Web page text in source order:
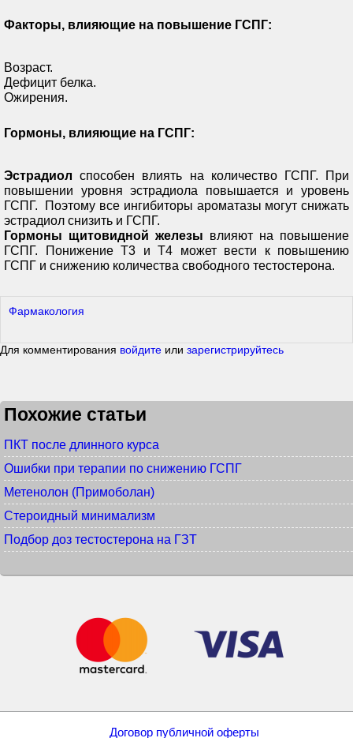
Факторы, влияющие на повышение ГСПГ:
Возраст.
Дефицит белка.
Ожирения.
Гормоны, влияющие на ГСПГ:
Эстрадиол способен влиять на количество ГСПГ. При
повышении уровня эстрадиола повышается и уровень
ГСПГ. Поэтому все ингибиторы ароматазы могут снижать
эстрадиол снизить и ГСПГ.
Гормоны щитовидной железы влияют на повышение
ГСПГ. Понижение Т3 и Т4 может вести к повышению
ГСПГ и снижению количества свободного тестостерона.
Фармакология
Для комментирования войдите или зарегистрируйтесь
Похожие статьи
ПКТ после длинного курса
Ошибки при терапии по снижению ГСПГ
Метенолон (Примоболан)
Стероидный минимализм
Подбор доз тестостерона на ГЗТ
Договор публичной оферты